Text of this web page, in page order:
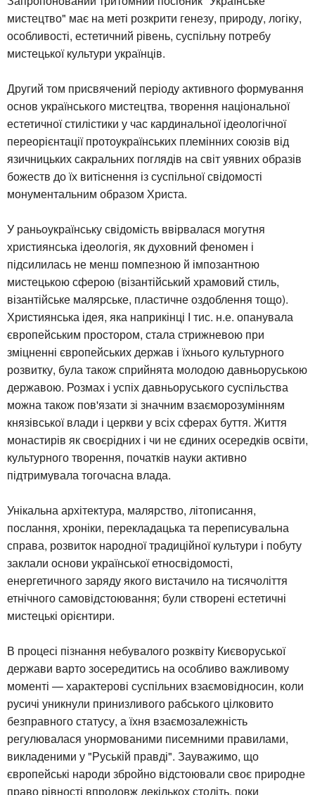
мистецтво" має на меті розкрити генезу, природу, логіку,
особливості, естетичний рівень, суспільну потребу
мистецької культури українців.
Другий том присвячений періоду активного формування
основ українського мистецтва, творення національної
естетичної стилістики у час кардинальної ідеологічної
переорієнтації протоукраїнських племінних союзів від
язичницьких сакральних поглядів на світ уявних образів
божеств до їх витіснення із суспільної свідомості
монументальним образом Христа.
У раньоукраїнську свідомість ввірвалася могутня
християнська ідеологія, як духовний феномен і
підсилилась не менш помпезною й імпозантною
мистецькою сферою (візантійський храмовий стиль,
візантійське малярське, пластичне оздоблення тощо).
Християнська ідея, яка наприкінці І тис. н.е. опанувала
європейським простором, стала стрижневою при
зміцненні європейських держав і їхнього культурного
розвитку, була також сприйнята молодою давньоруською
державою. Розмах і успіх давньоруського суспільства
можна також пов'язати зі значним взаєморозумінням
князівської влади і церкви у всіх сферах буття. Життя
монастирів як своєрідних і чи не єдиних осередків освіти,
культурного творення, початків науки активно
підтримувала тогочасна влада.
Унікальна архітектура, малярство, літописання,
послання, хроніки, перекладацька та переписувальна
справа, розвиток народної традиційної культури і побуту
заклали основи української етносвідомості,
енергетичного заряду якого вистачило на тисячоліття
етнічного самовідстоювання; були створені естетичні
мистецькі орієнтири.
В процесі пізнання небувалого розквіту Києворуської
держави варто зосередитись на особливо важливому
моменті — характерові суспільних взаємовідносин, коли
русичі уникнули принизливого рабського цілковито
безправного статусу, а їхня взаємозалежність
регулювалася унормованими писемними правилами,
викладеними у "Руській правді". Зауважимо, що
європейські народи збройно відстоювали своє природне
право рівності впродовж декількох століть, поки